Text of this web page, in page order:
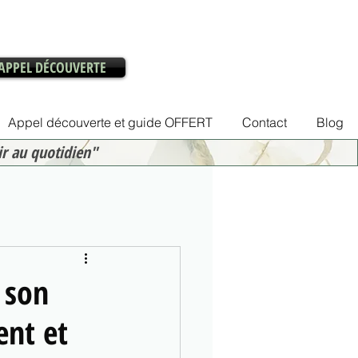
DÉCOUVERTE
Appel découverte et guide OFFERT Contact Blog
au quotidien"
et